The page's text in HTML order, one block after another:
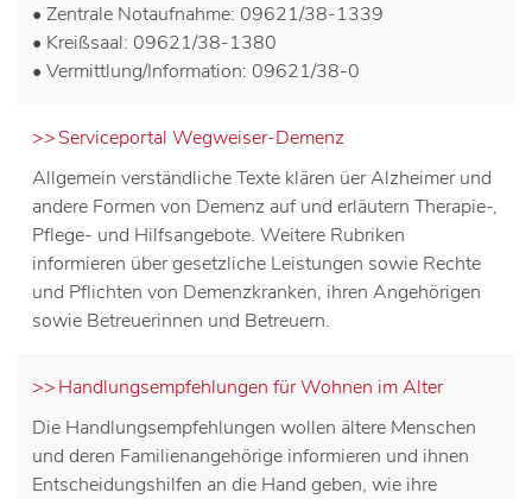
• Zentrale Notaufnahme: 09621/38-1339
• Kreißsaal: 09621/38-1380
• Vermittlung/Information: 09621/38-0
Serviceportal Wegweiser-Demenz
Allgemein verständliche Texte klären üer Alzheimer und
andere Formen von Demenz auf und erläutern Therapie-,
Pflege- und Hilfsangebote. Weitere Rubriken
informieren über gesetzliche Leistungen sowie Rechte
und Pflichten von Demenzkranken, ihren Angehörigen
sowie Betreuerinnen und Betreuern.
Handlungsempfehlungen für Wohnen im Alter
Die Handlungsempfehlungen wollen ältere Menschen
und deren Familienangehörige informieren und ihnen
Entscheidungshilfen an die Hand geben, wie ihre